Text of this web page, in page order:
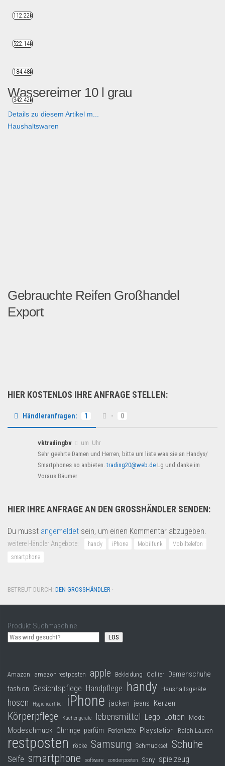
Wassereimer 10 l grau
Details zu diesem Artikel m...
Haushaltswaren
Gebrauchte Reifen Großhandel
Export
HIER KOSTENLOS IHRE ANFRAGE STELLEN:
Händleranfragen: 1 - 0
vktradingbv
um Uhr
Sehr geehrte Damen und Herren, bitte um liste was sie an Handys/
Smartphones so anbieten.trading20@web.de Lg und danke im
Voraus Bäumer
HIER IHRE ANFRAGE AN DEN GROSSHÄNDLER SENDEN:
Du musst angemeldet sein, um einen Kommentar abzugeben.
weitere Händler Angebote: handy iPhone Mobilfunk
Mobiltelefon
smartphone
BETREUT DURCH: DEN GROSSHÄNDLER ·
Produkt Suchmaschine
LOS
Amazon amazon restposten apple Bekleidung Collier Damenschuhe
fashion Gesichtspflege Handpflege handy Haushaltsgeräte
hosen Hygieneartikel iPhone jacken jeans Kerzen
Körperpflege Küchengeräte lebensmittel Lego Lotion Mode
Modeschmuck Ohrringe parfüm Perlenkette Playstation Ralph Lauren
restposten röcke Samsung Schmuckset Schuhe
Seife smartphone software sonderposten Sony spielzeug
112.22k
522.14k
184.48k
342.42k